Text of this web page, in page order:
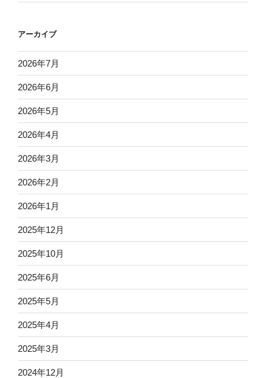
アーカイブ
2026年7月
2026年6月
2026年5月
2026年4月
2026年3月
2026年2月
2026年1月
2025年12月
2025年10月
2025年6月
2025年5月
2025年4月
2025年3月
2024年12月